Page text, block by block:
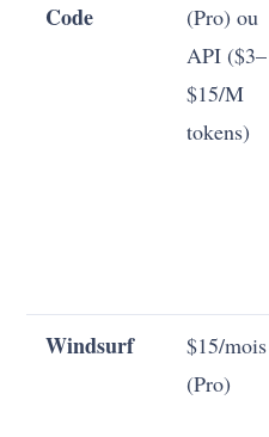
Code
(Pro) ou
API ($3–
$15/M
tokens)
Windsurf
$15/mois
(Pro)